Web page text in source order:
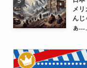
メリ
ん
ぁ…